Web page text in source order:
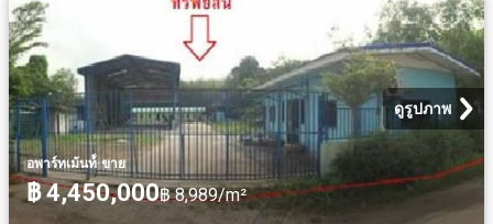
ดูรูปภาพ
อพาร์ทเม้นท์์·ขาย
฿ 4,450,000฿ 8,989/m²